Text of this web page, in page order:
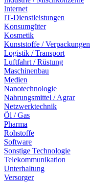
Internet
IT-Dienstleistungen
Konsumgüter
Kosmetik
Kunststoffe / Verpackungen
Logistik / Transport
Luftfahrt / Rüstung
Maschinenbau
Medien
Nanotechnologie
Nahrungsmittel / Agrar
Netzwerktechnik
Öl / Gas
Pharma
Rohstoffe
Software
Sonstige Technologie
Telekommunikation
Unterhaltung
Versorger